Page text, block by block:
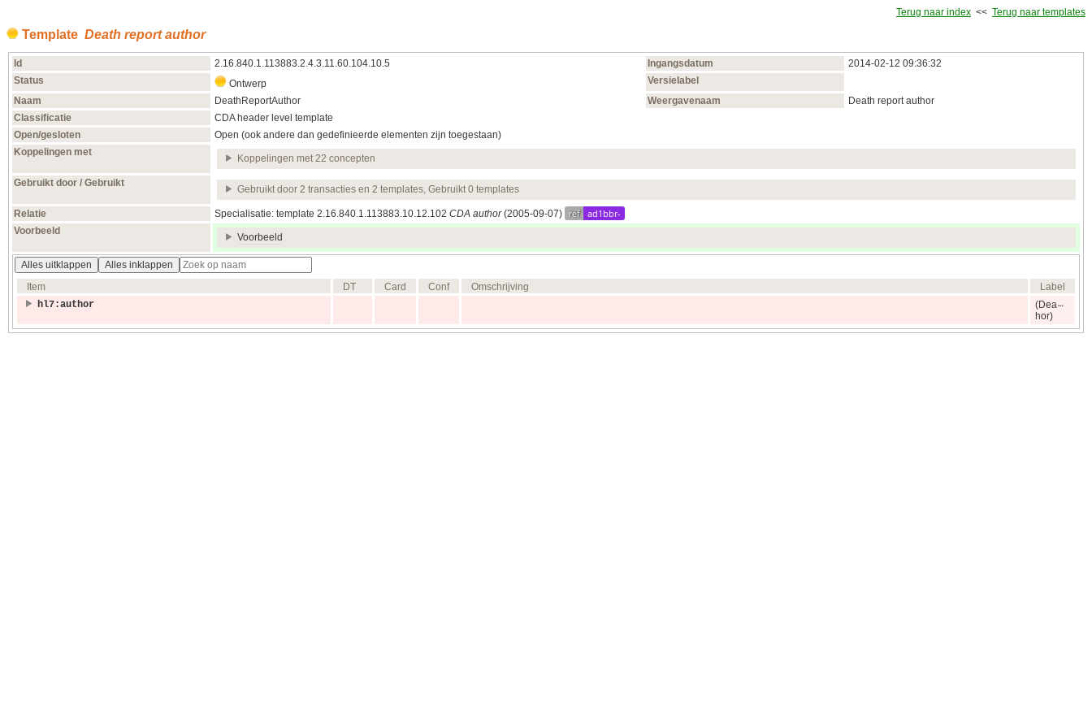
Terug naar index << Terug naar templates
Template Death report author
Id 2.16.840.1.113883.2.4.3.11.60.104.10.5 Ingangsdatum
2014‑02‑12 09:36:32
Status
Ontwerp
Versielabel
Naam
DeathReportAuthor Weergavenaam
Death report author
Classificatie
CDA header level template
Open/gesloten
Open (ook andere dan gedefinieerde elementen zijn toegestaan)
Koppelingen met
Koppelingen met 22 concepten
Gebruikt door / Gebruikt
Gebruikt door 2 transacties en 2 templates, Gebruikt 0 templates
Relatie Specialisatie: template 2.16.840.1.113883.10.12.102 CDA author(2005‑09‑07) ref ad1bbr-
Voorbeeld
Voorbeeld
Alles uitklappen
Alles inklappen
Item
DT Card Conf Omschrijving
Label
hl7:author
(Dea
hor)